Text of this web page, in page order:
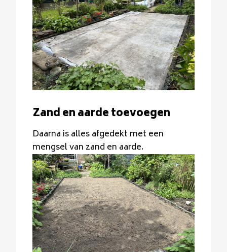
Zand en aarde toevoegen
Daarna is alles afgedekt met een
mengsel van zand en aarde.